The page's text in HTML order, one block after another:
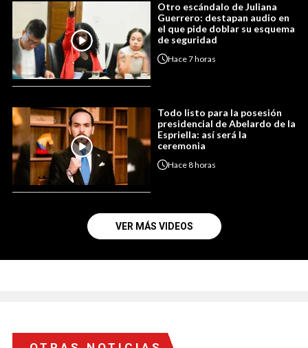
Otro escándalo de Juliana
Guerrero: destapan audio en
el que pide doblar su esquema
de seguridad
Hace7 horas
Todo listo para la posesión
presidencial de Abelardo de la
Espriella: así será la
ceremonia
Hace8 horas
VER MÁS VIDEOS